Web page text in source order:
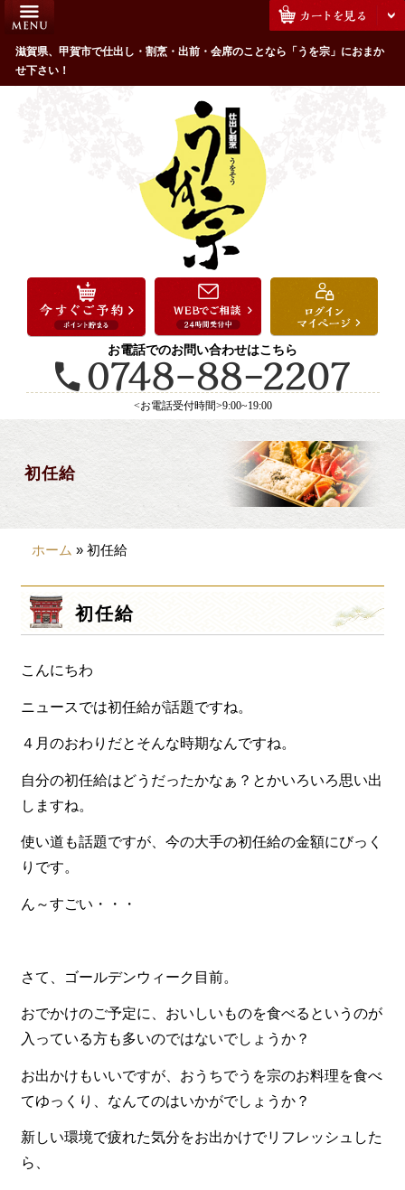
滋賀県、甲賀市で仕出し・割烹・出前・会席のことなら「うを宗」におまか
せ下さい！
お電話でのお問い合わせはこちら
<お電話受付時間>9:00~19:00
初任給
HOME
うを宗のこだわり
配達エリア・注文方法
お祝い・ハレの日
法事・法要
接待・おもてなし
会議・セミナー弁当
製薬会社様向け
観光・行楽
価格から選ぶ
~999円
1,000~1,999円
2,000~2,999円
3,000~3999円
4,000~7999円
8,000円~
食材から選ぶ
お肉メイン弁当
お魚メイン弁当
旬の食材弁当
種類から選ぶ
近江(滋賀)地方ゆかりの弁当
四得オードブル
ホーム »初任給
初任給
こんにちわ
ニュースでは初任給が話題ですね。
４月のおわりだとそんな時期なんですね。
自分の初任給はどうだったかなぁ？とかいろいろ思い出
しますね。
使い道も話題ですが、今の大手の初任給の金額にびっく
りです。
ん～すごい・・・
さて、ゴールデンウィーク目前。
おでかけのご予定に、おいしいものを食べるというのが
入っている方も多いのではないでしょうか？
お出かけもいいですが、おうちでうを宗のお料理を食べ
てゆっくり、なんてのはいかがでしょうか？
新しい環境で疲れた気分をお出かけでリフレッシュした
ら、